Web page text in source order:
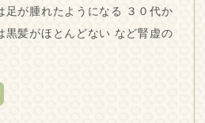
足が腫れたようになる ３０代か
黒髪がほとんどない など腎虚の